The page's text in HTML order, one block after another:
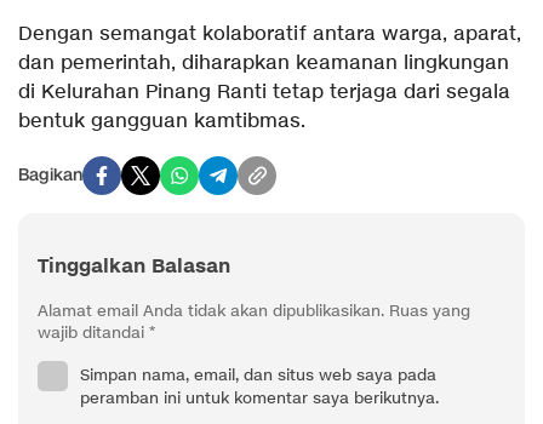
Dengan semangat kolaboratif antara warga, aparat,
dan pemerintah, diharapkan keamanan lingkungan
di Kelurahan Pinang Ranti tetap terjaga dari segala
bentuk gangguan kamtibmas.
Bagikan
Tinggalkan Balasan
Alamat email Anda tidak akan dipublikasikan. Ruas yang
wajib ditandai *
Simpan nama, email, dan situs web saya pada
peramban ini untuk komentar saya berikutnya.